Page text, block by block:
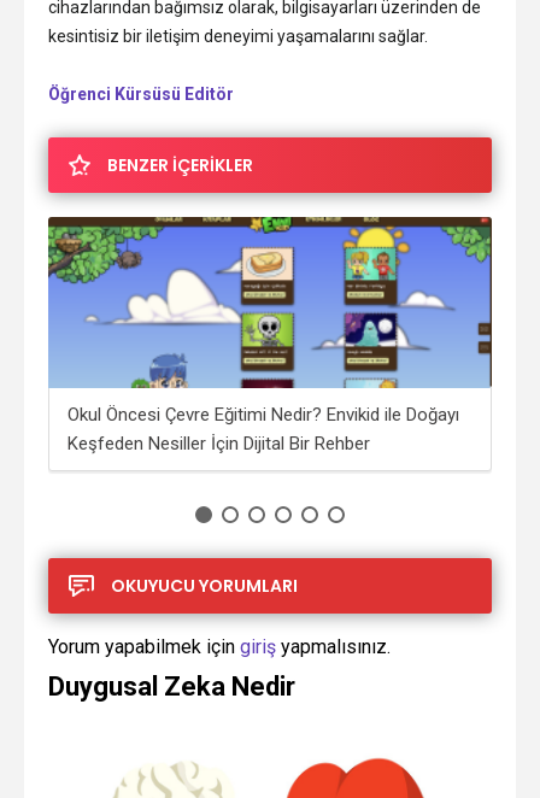
cihazlarından bağımsız olarak, bilgisayarları üzerinden de
kesintisiz bir iletişim deneyimi yaşamalarını sağlar.
Öğrenci Kürsüsü Editör
BENZER İÇERİKLER
Okul Öncesi Çevre Eğitimi Nedir? Envikid ile Doğayı
Keşfeden Nesiller İçin Dijital Bir Rehber
OKUYUCU YORUMLARI
Yorum yapabilmek için giriş yapmalısınız.
Duygusal Zeka Nedir